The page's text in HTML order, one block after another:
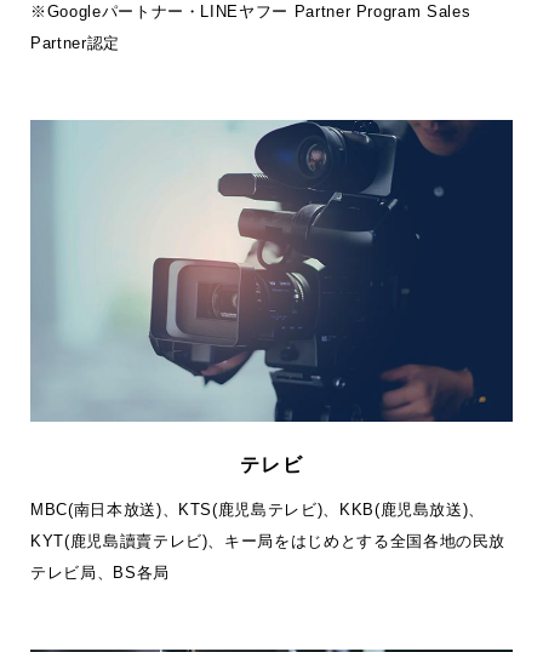
※Googleパートナー・LINEヤフー Partner Program Sales
Partner認定
テレビ
MBC(南日本放送)、KTS(鹿児島テレビ)、KKB(鹿児島放送)、
KYT(鹿児島讀賣テレビ)、キー局をはじめとする全国各地の民放
テレビ局、BS各局